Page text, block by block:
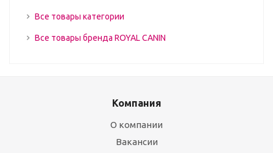
Все товары категории
Все товары бренда ROYAL CANIN
Компания
О компании
Вакансии